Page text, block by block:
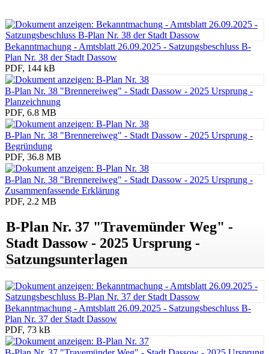
Bekanntmachung - Amtsblatt 26.09.2025 - Satzungsbeschluss B-
Plan Nr. 38 der Stadt Dassow
PDF, 144 kB
B-Plan Nr. 38 "Brennereiweg" - Stadt Dassow - 2025 Ursprung -
Planzeichnung
PDF, 6.8 MB
B-Plan Nr. 38 "Brennereiweg" - Stadt Dassow - 2025 Ursprung -
Begründung
PDF, 36.8 MB
B-Plan Nr. 38 "Brennereiweg" - Stadt Dassow - 2025 Ursprung -
Zusammenfassende Erklärung
PDF, 2.2 MB
B-Plan Nr. 37 "Travemünder Weg" -
Stadt Dassow - 2025 Ursprung -
Satzungsunterlagen
Bekanntmachung - Amtsblatt 26.09.2025 - Satzungsbeschluss B-
Plan Nr. 37 der Stadt Dassow
PDF, 73 kB